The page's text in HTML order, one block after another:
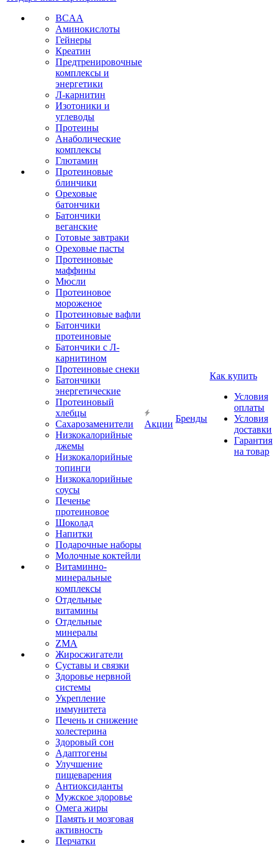
BCAA
Аминокислоты
Гейнеры
Креатин
Предтренировочные
комплексы и
энергетики
Л-карнитин
Изотоники и
углеводы
Протеины
Анаболические
комплексы
Глютамин
Протеиновые
блинчики
Ореховые
батончики
Батончики
веганские
Готовые завтраки
Ореховые пасты
Протеиновые
маффины
Мюсли
Протеиновое
мороженое
Протеиновые вафли
Батончики
протеиновые
Батончики с Л-
карнитином
Протеиновые снеки
Батончики
энергетические
Протеиновый
хлебцы
Сахарозаменители
Низкокалорийные
джемы
Низкокалорийные
топинги
Низкокалорийные
соусы
Печенье
протеиновое
Шоколад
Напитки
Подарочные наборы
Молочные коктейли
Витаминно-
минеральные
комплексы
Отдельные
витамины
Отдельные
минералы
ZMA
Жиросжигатели
Суставы и связки
Здоровье нервной
системы
Укрепление
иммунитета
Печень и снижение
холестерина
Здоровый сон
Адаптогены
Улучшение
пищеварения
Антиоксиданты
Мужское здоровье
Омега жиры
Память и мозговая
активность
Перчатки
Акции
Бренды
Как купить
Условия
оплаты
Условия
доставки
Гарантия
на товар